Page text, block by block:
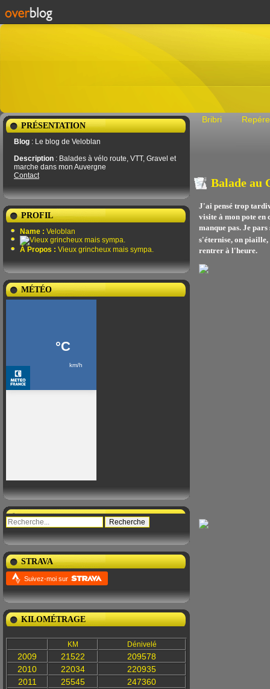
PRÉSENTATION
Blog : Le blog de Veloblan
Description : Balades à vélo route, VTT, Gravel et
marche dans mon Auvergne
Contact
PROFIL
Name : Veloblan
À Propos : Vieux grincheux mais sympa.
MÉTÉO
STRAVA
Suivez-moi sur
KILOMÉTRAGE
KM Dénivelé
2009 21522
209578
2010
22034
220935
2011
25545
247360
Bribri
Balade au
J'ai pensé trop
visite à mon pote en
manque pas. Je
s'éternise, on
rentrer à l'heure.